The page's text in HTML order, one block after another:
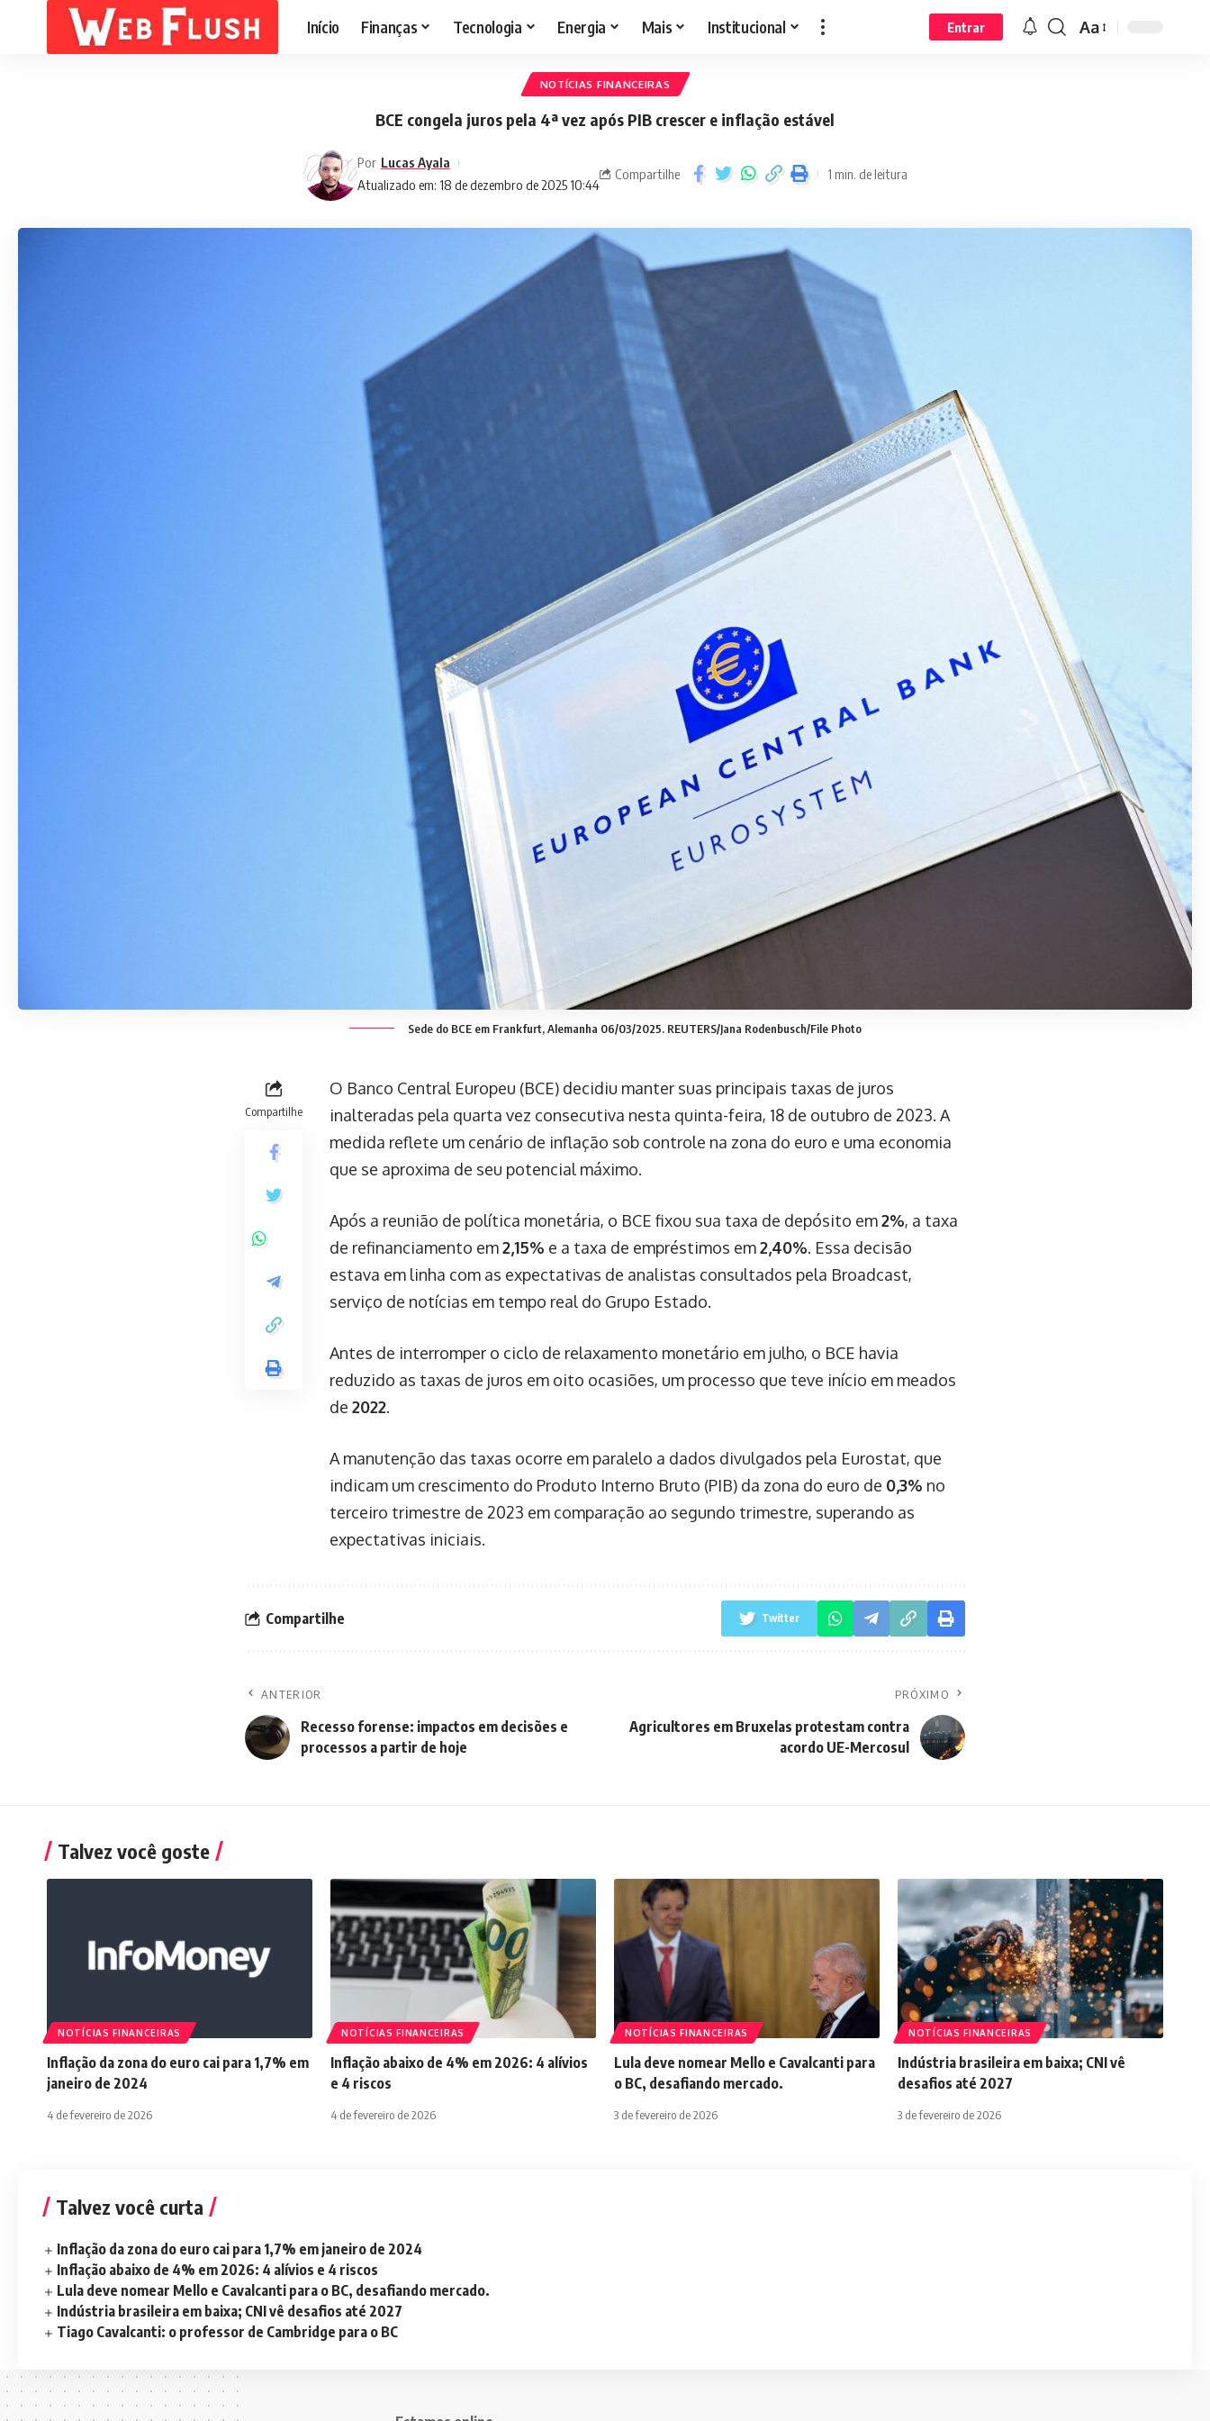
Início Finanças Tecnologia Energia Mais Institucional Entrar Aa
NOTÍCIAS FINANCEIRAS
BCE congela juros pela 4ª vez após PIB crescer e inflação estável
Atualizado em: 18 de dezembro de 2025 10:44
Por Lucas Ayala
Compartilhe 1 min. de leitura
Sede do BCE em Frankfurt, Alemanha 06/03/2025. REUTERS/Jana Rodenbusch/File Photo
Compartilhe
O Banco Central Europeu (BCE) decidiu manter suas principais taxas de juros
inalteradas pela quarta vez consecutiva nesta quinta-feira, 18 de outubro de 2023. A
medida reflete um cenário de inflação sob controle na zona do euro e uma economia
que se aproxima de seu potencial máximo.
Após a reunião de política monetária, o BCE fixou sua taxa de depósito em2%, a taxa
de refinanciamento em2,15% e a taxa de empréstimos em2,40%. Essa decisão
estava em linha com as expectativas de analistas consultados pela Broadcast,
serviço de notícias em tempo real do Grupo Estado.
Antes de interromper o ciclo de relaxamento monetário em julho, o BCE havia
reduzido as taxas de juros em oito ocasiões, um processo que teve início em meados
de 2022.
A manutenção das taxas ocorre em paralelo a dados divulgados pela Eurostat, que
indicam um crescimento do Produto Interno Bruto (PIB) da zona do euro de 0,3% no
terceiro trimestre de 2023 em comparação ao segundo trimestre, superando as
expectativas iniciais.
Compartilhe Twitter
ANTERIOR
Recesso forense: impactos em decisões e
processos a partir de hoje
PRÓXIMO
Agricultores em Bruxelas protestam contra
acordo UE-Mercosul
Talvez você goste
NOTÍCIAS FINANCEIRAS
Inflação da zona do euro cai para 1,7% em
janeiro de 2024
4 de fevereiro de 2026
NOTÍCIAS FINANCEIRAS
Inflação abaixo de 4% em 2026: 4 alívios
e 4 riscos
4 de fevereiro de 2026
NOTÍCIAS FINANCEIRAS
Lula deve nomear Mello e Cavalcanti para
o BC, desafiando mercado.
3 de fevereiro de 2026
NOTÍCIAS FINANCEIRAS
Indústria brasileira em baixa; CNI vê
desafios até 2027
3 de fevereiro de 2026
Talvez você curta
Inflação da zona do euro cai para 1,7% em janeiro de 2024
Inflação abaixo de 4% em 2026: 4 alívios e 4 riscos
Lula deve nomear Mello e Cavalcanti para o BC, desafiando mercado.
Indústria brasileira em baixa; CNI vê desafios até 2027
Tiago Cavalcanti: o professor de Cambridge para o BC